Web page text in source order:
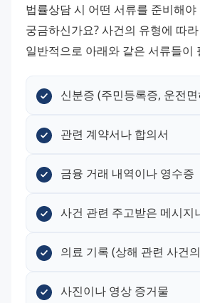
법률상담 시 어떤 서류를 준비해야
궁금하신가요? 사건의 유형에 따
일반적으로 아래와 같은 서류들이
신분증 (주민등록증, 운전
관련 계약서나 합의서
금융 거래 내역이나 영수증
사건 관련 주고받은 메시지
의료 기록 (상해 관련 사건
사진이나 영상 증거물